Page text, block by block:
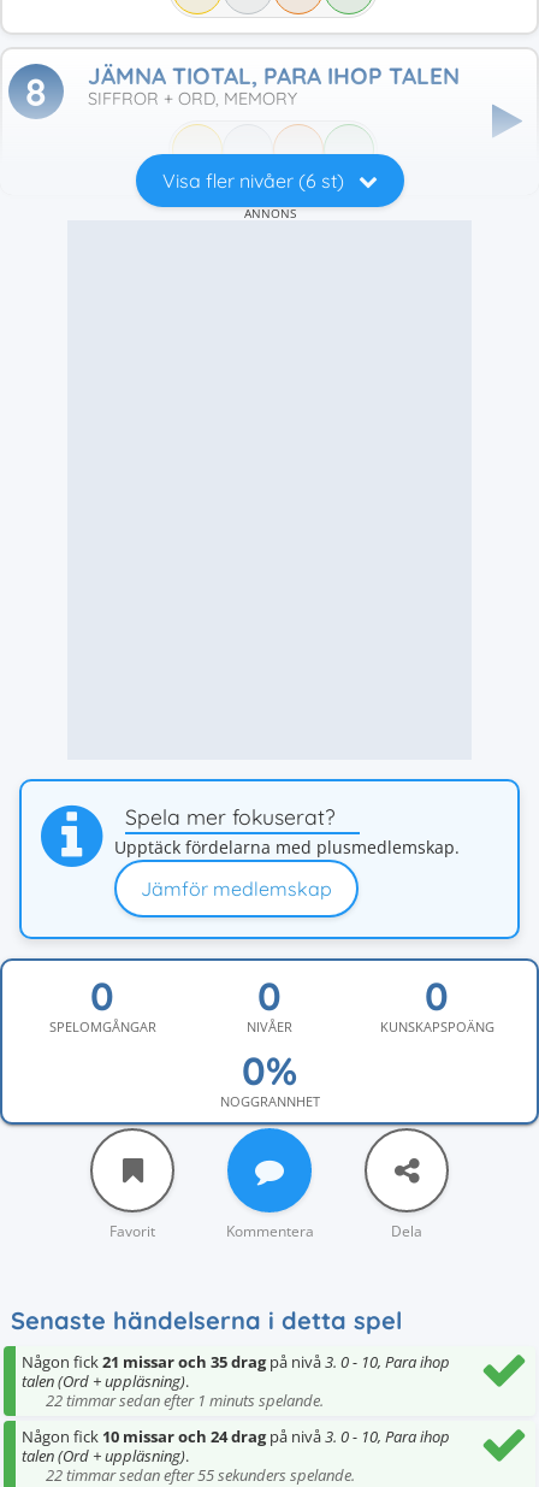
8 JÄMNA TIOTAL, PARA IHOP TALEN
SIFFROR + ORD, MEMORY
Visa fler nivåer (6 st)
ANNONS
Spela mer fokuserat?
Upptäck fördelarna med plusmedlemskap.
Jämför medlemskap
SPELOMGÅNGAR NIVÅER KUNSKAPSPOÄNG
NOGGRANNHET
Favorit Kommentera Dela
Senaste händelserna i detta spel
Någon fick21 missar och 35 dragpå nivå3. 0 - 10, Para ihop
talen (Ord + uppläsning).
22 timmar sedan efter 1 minuts spelande.
Någon fick 10 missar och 24 dragpå nivå3. 0 - 10, Para ihop
talen (Ord + uppläsning).
22 timmar sedan efter 55 sekunders spelande.